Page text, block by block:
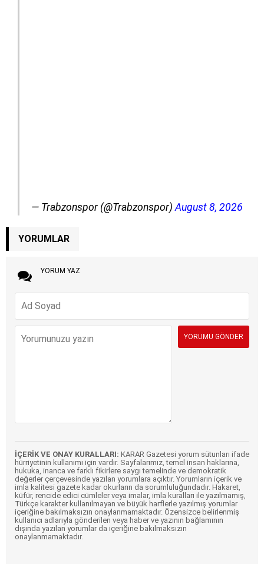
— Trabzonspor (@Trabzonspor) August 8, 2026
YORUMLAR
YORUM YAZ
İÇERİK VE ONAY KURALLARI: KARAR Gazetesi yorum sütunları ifade
hürriyetinin kullanımı için vardır. Sayfalarımız, temel insan haklarına,
hukuka, inanca ve farklı fikirlere saygı temelinde ve demokratik
değerler çerçevesinde yazılan yorumlara açıktır. Yorumların içerik ve
imla kalitesi gazete kadar okurların da sorumluluğundadır. Hakaret,
küfür, rencide edici cümleler veya imalar, imla kuralları ile yazılmamış,
Türkçe karakter kullanılmayan ve büyük harflerle yazılmış yorumlar
içeriğine bakılmaksızın onaylanmamaktadır. Özensizce belirlenmiş
kullanıcı adlarıyla gönderilen veya haber ve yazının bağlamının
dışında yazılan yorumlar da içeriğine bakılmaksızın
onaylanmamaktadır.